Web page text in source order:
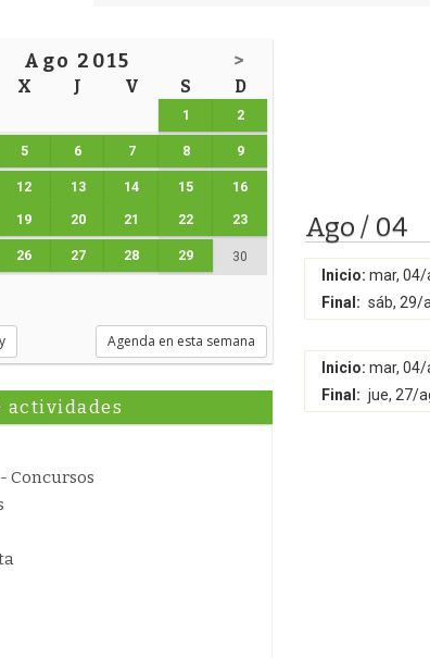
Ago 2015 >
X J V S D
1 2
5 6 7 8 9
12 13 14 15 16
19 20 21 22 23
26 27 28 29 30
Agenda en esta semana
actividades
Concursos
Ago / 04
Inicio: mar, 04/
Final: sáb, 29/
Inicio: mar, 04/
Final: jue, 27/